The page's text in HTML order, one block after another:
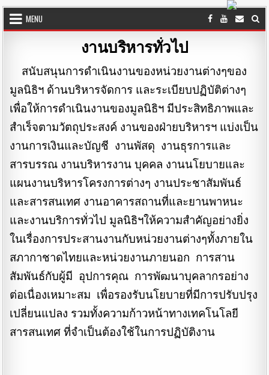
Skip to content
MENU
งานบริหารทั่วไป
สนับสนุนการดำเนินงานของหน่วยงานต่างๆของ
มูลนิธิฯ ด้านบริหารจัดการ และระเบียบปฏิบัติต่างๆ
เพื่อให้การดำเนินงานของมูลนิธิฯ มีประสิทธิภาพและ
สำเร็จตามวัตถุประสงค์ งานของฝ่ายบริหารฯ แบ่งเป็น
งานการเงินและบัญชี งานพัสดุ งานธุรการและ
สารบรรณ งานบริหารงาน บุคคล งานนโยบายและ
แผนงานบริหารโครงการต่างๆ งานประชาสัมพันธ์
และสารสนเทศ งานอาคารสถานที่และยานพาหนะ
และงานบริการทั่วไป มูลนิธิฯให้ความสำคัญอย่างยิ่ง
ในเรื่องการประสานงานกับหน่วยงานต่างๆทั้งภายใน
สภากาชาดไทยและหน่วยงานภายนอก การสาน
สัมพันธ์กับผู้มี อุปการคุณ การพัฒนาบุคลากรอย่าง
ต่อเนื่องเหมาะสม เพื่อรองรับนโยบายที่มีการปรับปรุง
เปลี่ยนแปลง รวมทั้งความก้าวหน้าทางเทคโนโลยี
สารสนเทศ ที่จำเป็นต้องใช้ในการปฏิบัติงาน